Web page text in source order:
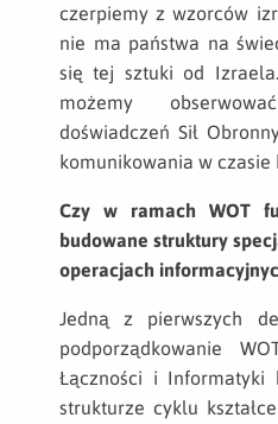
czerpiemy z wzorców
nie ma państwa na
się tej sztuki od
możemy
doświadczeń Sił
komunikowania w czasie
Czy w ramach WOT
budowane struktury
operacjach
Jedną z pierwszych
podporządkowanie
Łączności i Informatyki
strukturze cyklu